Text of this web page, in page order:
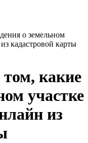
какие
участке
из
о земельном
кадастровой карты